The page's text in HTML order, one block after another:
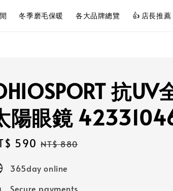
冬季磨毛保暖 各大品牌總覽 👍 店長推薦
抗UV
陽眼鏡
590 Regular
NT$ 880
365day online
Secure payments